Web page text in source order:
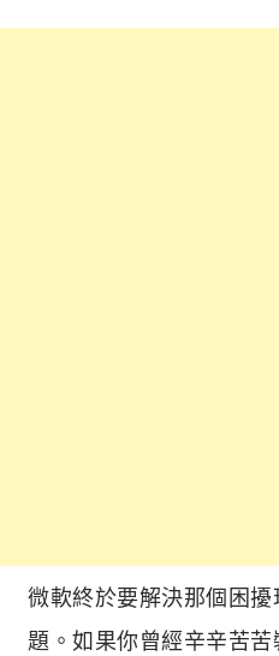
微軟終於要解決那個困
題。如果你曾經辛辛苦苦